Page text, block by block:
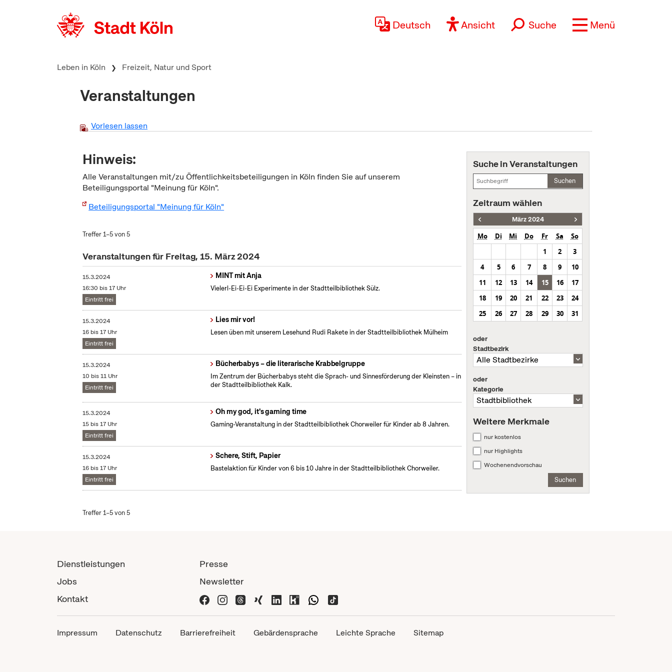
Deutsch Ansicht Suche Menü
Leben in Köln Freizeit, Natur und Sport
Veranstaltungen
Vorlesen lassen
Hinweis:
Alle Veranstaltungen mit/zu Öffentlichkeitsbeteiligungen in Köln finden Sie auf unserem
Beteiligungsportal "Meinung für Köln".
Beteiligungsportal "Meinung für Köln"
Treffer 1–5 von 5
Veranstaltungen für Freitag, 15. März 2024
15.3.2024
16:30 bis 17 Uhr
Eintritt frei
MINT mit Anja
Vielerl-Ei-Ei-Ei Experimente in der Stadtteilbibliothek Sülz.
15.3.2024
16 bis 17 Uhr
Eintritt frei
Lies mir vor!
Lesen üben mit unserem Lesehund Rudi Rakete in der Stadtteilbibliothek Mülheim
15.3.2024
10 bis 11 Uhr
Eintritt frei
Bücherbabys – die literarische Krabbelgruppe
Im Zentrum der Bücherbabys steht die Sprach- und Sinnesförderung der Kleinsten – in
der Stadtteilbibliothek Kalk.
15.3.2024
15 bis 17 Uhr
Eintritt frei
Oh my god, it's gaming time
Gaming-Veranstaltung in der Stadtteilbibliothek Chorweiler für Kinder ab 8 Jahren.
15.3.2024
16 bis 17 Uhr
Eintritt frei
Schere, Stift, Papier
Bastelaktion für Kinder von 6 bis 10 Jahre in der Stadtteilbibliothek Chorweiler.
Treffer 1–5 von 5
Suche in Veranstaltungen
Suchen
Zeitraum wählen
März 2024
Mo Di Mi Do Fr Sa
So
1
2
3
4
5 6 7 8 9
10
11
12 13 14 15 16
17
18
19 20 21 22 23
24
25
26 27 28 29 30 31
oder
Stadtbezirk
oder
Kategorie
Weitere Merkmale
nur kostenlos
nur Highlights
Wochenendvorschau
Suchen
Dienstleistungen
Jobs
Kontakt
Presse
Newsletter
Impressum Datenschutz Barrierefreiheit Gebärdensprache Leichte Sprache Sitemap